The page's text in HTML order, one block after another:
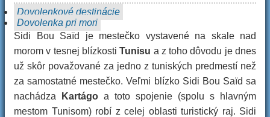
Dovolenkové destinácie
Dovolenka pri mori
Sidi Bou Saïd je mestečko vystavené na skale nad
morom v tesnej blízkostiTunisu a z toho dôvodu je dnes
už skôr považované za jedno z tuniských predmestí než
za samostatné mestečko. Veľmi blízko Sidi Bou Saïd sa
nachádza
Kartágo a toto spojenie (spolu s hlavným
mestom Tunisom) robí z celej oblasti turistický raj. Sidi